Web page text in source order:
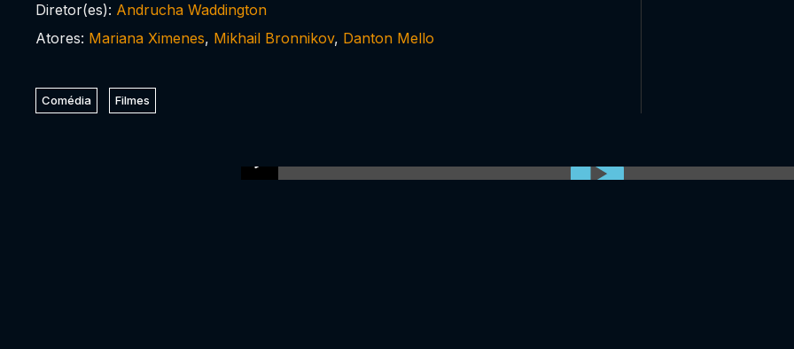
Diretor(es): Andrucha Waddington
Atores: Mariana Ximenes, Mikhail Bronnikov, Danton Mello
Comédia Filmes